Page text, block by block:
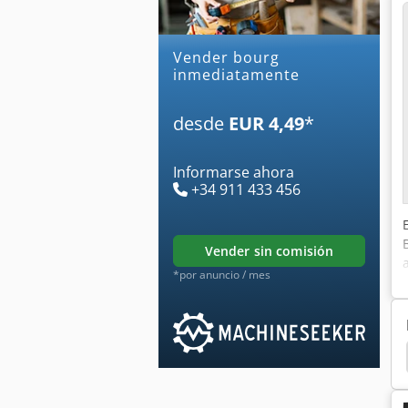
Vender bourg
inmediatamente
desde EUR 4,49*
Informarse ahora
+34 911 433 456
vender sin comisión
*por anuncio / mes
Plockmatic Morgana Bm5050